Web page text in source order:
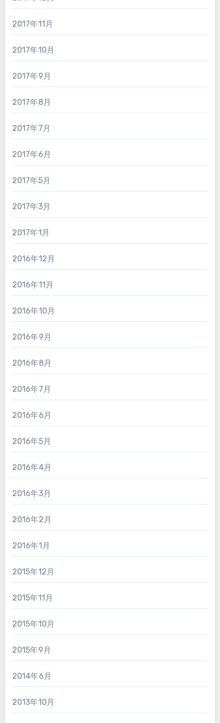
2017年11月
2017年10月
2017年9月
2017年8月
2017年7月
2017年6月
2017年5月
2017年3月
2017年1月
2016年12月
2016年11月
2016年10月
2016年9月
2016年8月
2016年7月
2016年6月
2016年5月
2016年4月
2016年3月
2016年2月
2016年1月
2015年12月
2015年11月
2015年10月
2015年9月
2014年6月
2013年10月